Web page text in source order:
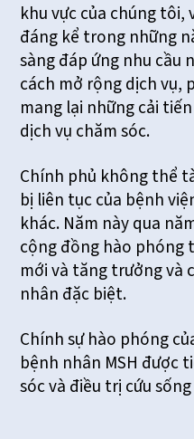
khu vực của chúng tôi,
đáng kể trong những
sàng đáp ứng nhu cầu
cách mở rộng dịch vụ,
mang lại những cải
dịch vụ chăm sóc.
Chính phủ không thể
bị liên tục của bệnh
khác. Năm này qua
cộng đồng hào phóng
mới và tăng trưởng và
nhân đặc biệt.
Chính sự hào phóng
bệnh nhân MSH được
sóc và điều trị cứu